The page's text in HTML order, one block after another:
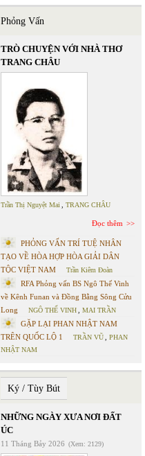
Phỏng Vấn
TRÒ CHUYỆN VỚI NHÀ THƠ
TRANG CHÂU
Trần Thị Nguyệt Mai TRANG CHÂU
Đọc thêm
PHỎNG VẤN TRÍ TUỆ NHÂN
TẠO VỀ HÒA HỢP HÒA GIẢI DÂN
TỘC VIỆT NAM
Trần Kiêm Đoàn
RFA Phỏng vấn BS Ngô Thế Vinh
về Kênh Funan và Đồng Bằng Sông Cửu
Long
NGÔ THẾ VINH MAI TRẦN
GẶP LẠI PHAN NHẬT NAM
TRÊN QUỐC LỘ 1
TRẦN VŨ
PHAN
NHẬT NAM
Ký / Tùy Bút
NHỮNG NGÀY XƯA NƠI ĐẤT
ÚC
11 Tháng Bảy 2026 (Xem: 2129)